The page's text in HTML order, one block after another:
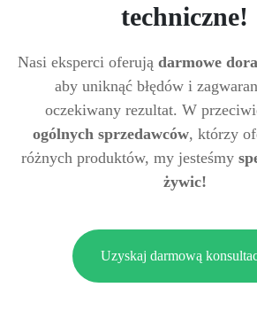
techniczne!
Nasi eksperci oferują darmowe
aby uniknąć błędów i
oczekiwany rezultat. W
ogólnych sprzedawców, którzy
różnych produktów, my jesteśmy
żywic!
Uzyskaj darmową